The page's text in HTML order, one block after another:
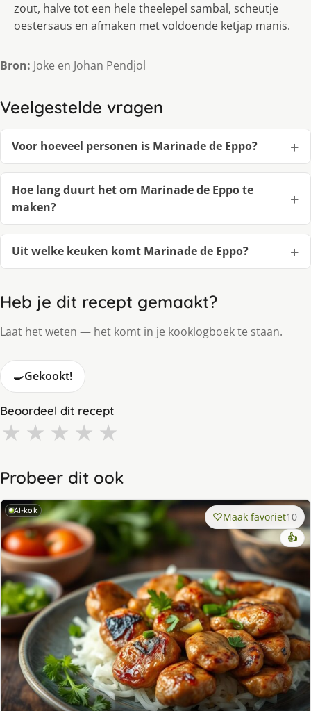
zout, halve tot een hele theelepel sambal, scheutje
oestersaus en afmaken met voldoende ketjap manis.
Bron: Joke en Johan Pendjol
Veelgestelde vragen
Voor hoeveel personen is Marinade de Eppo?
Hoe lang duurt het om Marinade de Eppo te
maken?
Uit welke keuken komt Marinade de Eppo?
Heb je dit recept gemaakt?
Laat het weten — het komt in je kooklogboek te staan.
🍳Gekookt!
Beoordeel dit recept
★ ★ ★ ★ ★
Probeer dit ook
AI-kok Maak favoriet10
👍